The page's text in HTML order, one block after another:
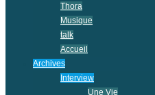
Thora
Musique
talk
Accueil
Archives
Interview
Une Vie